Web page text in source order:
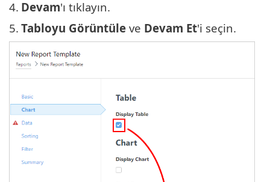
4. Devam'ı tıklayın.
5. Tabloyu Görüntüle ve Devam Et'i seçin.